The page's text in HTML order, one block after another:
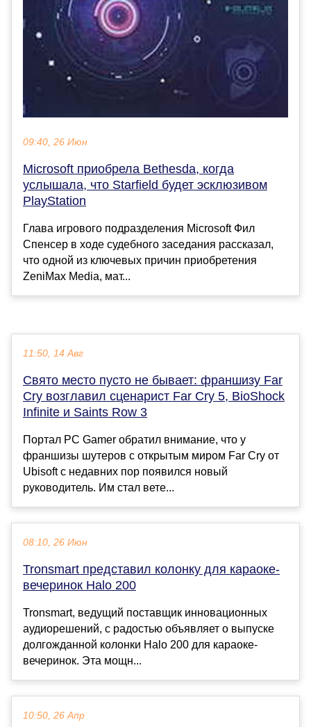
09:40, 26 Июн
Microsoft приобрела Bethesda, когда
услышала, что Starfield будет эсклюзивом
PlayStation
Глава игрового подразделения Microsoft Фил
Спенсер в ходе судебного заседания рассказал,
что одной из ключевых причин приобретения
ZeniMax Media, мат...
11:50, 14 Авг
Свято место пусто не бывает: франшизу Far
Cry возглавил сценарист Far Cry 5, BioShock
Infinite и Saints Row 3
Портал PC Gamer обратил внимание, что у
франшизы шутеров с открытым миром Far Cry от
Ubisoft с недавних пор появился новый
руководитель. Им стал вете...
08:10, 26 Июн
Tronsmart представил колонку для караоке-
вечеринок Halo 200
Tronsmart, ведущий поставщик инновационных
аудиорешений, с радостью объявляет о выпуске
долгожданной колонки Halo 200 для караоке-
вечеринок. Эта мощн...
10:50, 26 Апр